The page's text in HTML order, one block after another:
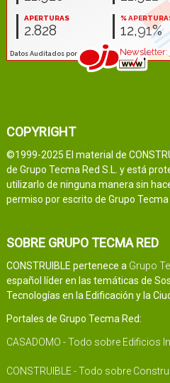
COPYRIGHT
©1999-2025 El material de
de Grupo Tecma Red S.L. y está
utilizarlo de ninguna manera sin
permiso por escrito de Grupo Tecma
SOBRE GRUPO TECMA RED
CONSTRUIBLE pertenece a Grupo
español líder en las temáticas de
Tecnologías en la Edificación y la
Portales de Grupo Tecma Red:
CASADOMO - Todo sobre Edificios
CONSTRUIBLE - Todo sobre